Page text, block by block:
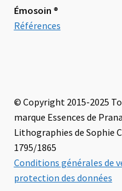
Émosoin ®
Références
© Copyright 2015-2025
marque Essences de
Lithographies de Sophie
1795/1865
Conditions générales de
protection des données